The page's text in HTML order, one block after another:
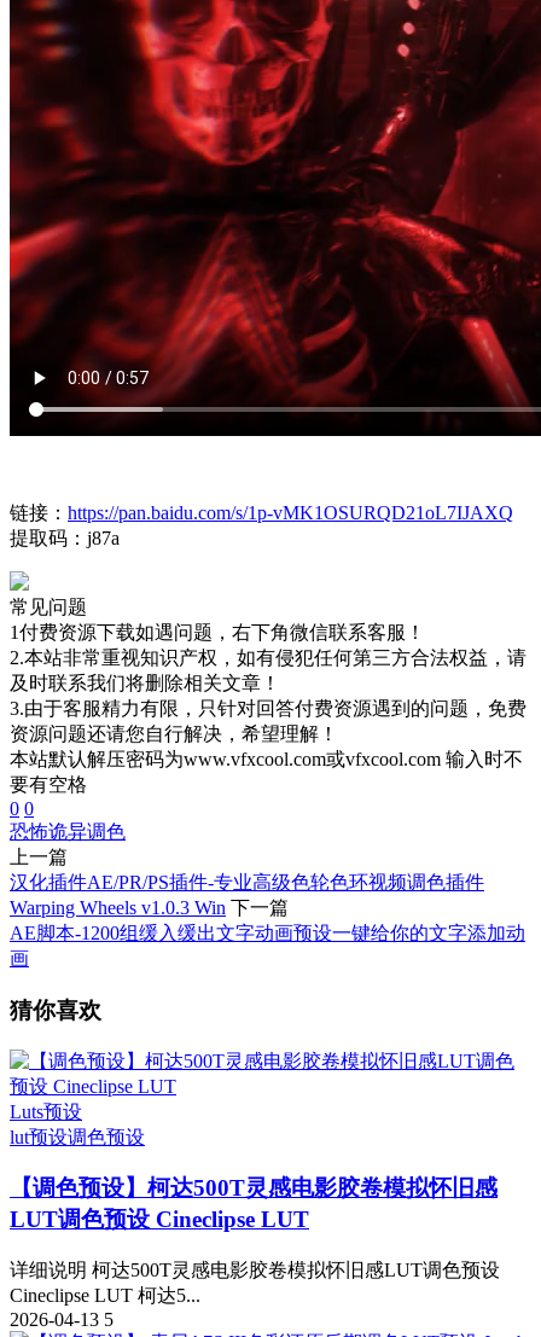
链接： https://pan.baidu.com/s/1p-vMK1OSURQD21oL7IJAXQ
提取码：j87a
常见问题
1付费资源下载如遇问题，右下角微信联系客服！
2.本站非常重视知识产权，如有侵犯任何第三方合法权益，请
及时联系我们将删除相关文章！
3.由于客服精力有限，只针对回答付费资源遇到的问题，免费
资源问题还请您自行解决，希望理解！
本站默认解压密码为www.vfxcool.com或vfxcool.com 输入时不
要有空格
0 0
恐怖诡异调色
上一篇
汉化插件AE/PR/PS插件-专业高级色轮色环视频调色插件
Warping Wheels v1.0.3 Win 下一篇
AE脚本-1200组缓入缓出文字动画预设一键给你的文字添加动
画
猜你喜欢
Luts预设
lut预设调色预设
【调色预设】柯达500T灵感电影胶卷模拟怀旧感
LUT调色预设 Cineclipse LUT
详细说明 柯达500T灵感电影胶卷模拟怀旧感LUT调色预设
Cineclipse LUT 柯达5...
2026-04-13 5